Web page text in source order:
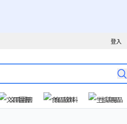
登入
文具圖書
食品飲料 生活用品